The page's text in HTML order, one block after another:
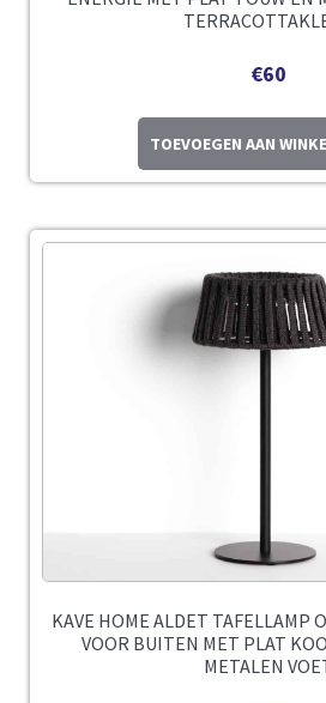
€60
TOEVOEGEN AAN
KAVE HOME ALDET TAFELLAMP
VOOR BUITEN MET PLAT
METALEN